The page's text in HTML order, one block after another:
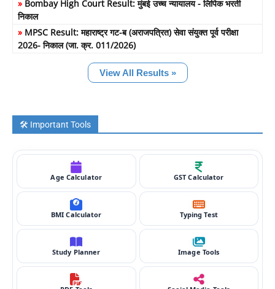
» Bombay High Court Result: मुंबई उच्च न्यायालय - लिपिक भरती
निकाल
» MPSC Result: महाराष्ट्र गट-ब (अराजपत्रित) सेवा संयुक्त पूर्व परीक्षा
2026- निकाल (जा. क्र. 011/2026)
View All Results »
🛠️ Important Tools
Age Calculator GST Calculator
BMI Calculator Typing Test
Study Planner Image Tools